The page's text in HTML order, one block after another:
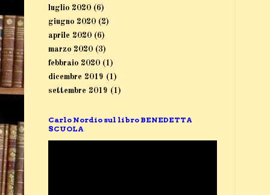
luglio 2020 (6)
giugno 2020 (2)
aprile 2020 (6)
marzo 2020 (3)
febbraio 2020 (1)
dicembre 2019 (1)
settembre 2019 (1)
Carlo Nordio sul libro BENEDETTA
SCUOLA